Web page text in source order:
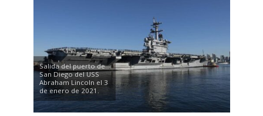
Salida del puerto de
San Diego del USS
Abraham Lincoln el 3
de enero de 2021.